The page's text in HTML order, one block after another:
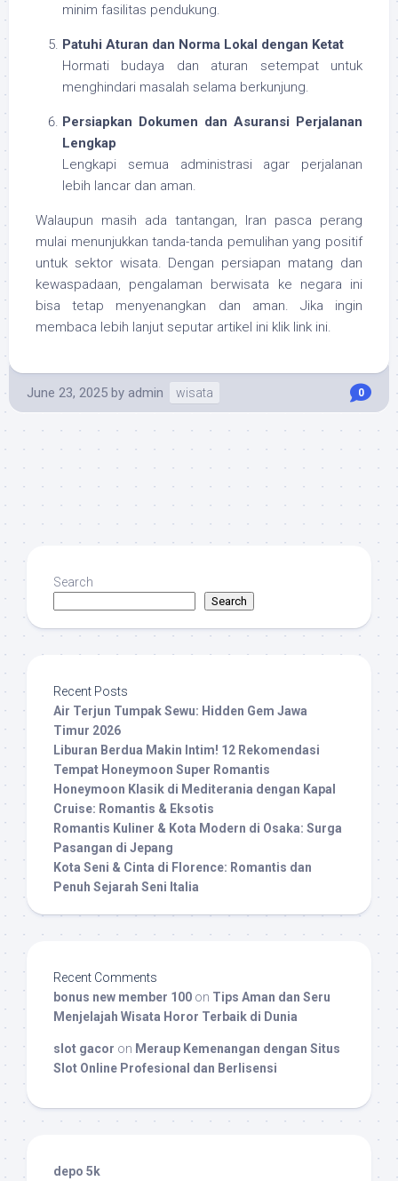
minim fasilitas pendukung.
Patuhi Aturan dan Norma Lokal dengan Ketat
Hormati budaya dan aturan setempat untuk
menghindari masalah selama berkunjung.
Persiapkan Dokumen dan Asuransi Perjalanan
Lengkap
Lengkapi semua administrasi agar perjalanan
lebih lancar dan aman.
Walaupun masih ada tantangan, Iran pasca perang
mulai menunjukkan tanda-tanda pemulihan yang positif
untuk sektor wisata. Dengan persiapan matang dan
kewaspadaan, pengalaman berwisata ke negara ini
bisa tetap menyenangkan dan aman. Jika ingin
membaca lebih lanjut seputar artikel ini klik link ini.
June 23, 2025 by admin wisata 0
Search
Search
Recent Posts
Air Terjun Tumpak Sewu: Hidden Gem Jawa
Timur 2026
Liburan Berdua Makin Intim! 12 Rekomendasi
Tempat Honeymoon Super Romantis
Honeymoon Klasik di Mediterania dengan Kapal
Cruise: Romantis & Eksotis
Romantis Kuliner & Kota Modern di Osaka: Surga
Pasangan di Jepang
Kota Seni & Cinta di Florence: Romantis dan
Penuh Sejarah Seni Italia
Recent Comments
bonus new member 100 on Tips Aman dan Seru
Menjelajah Wisata Horor Terbaik di Dunia
slot gacor on Meraup Kemenangan dengan Situs
Slot Online Profesional dan Berlisensi
depo 5k